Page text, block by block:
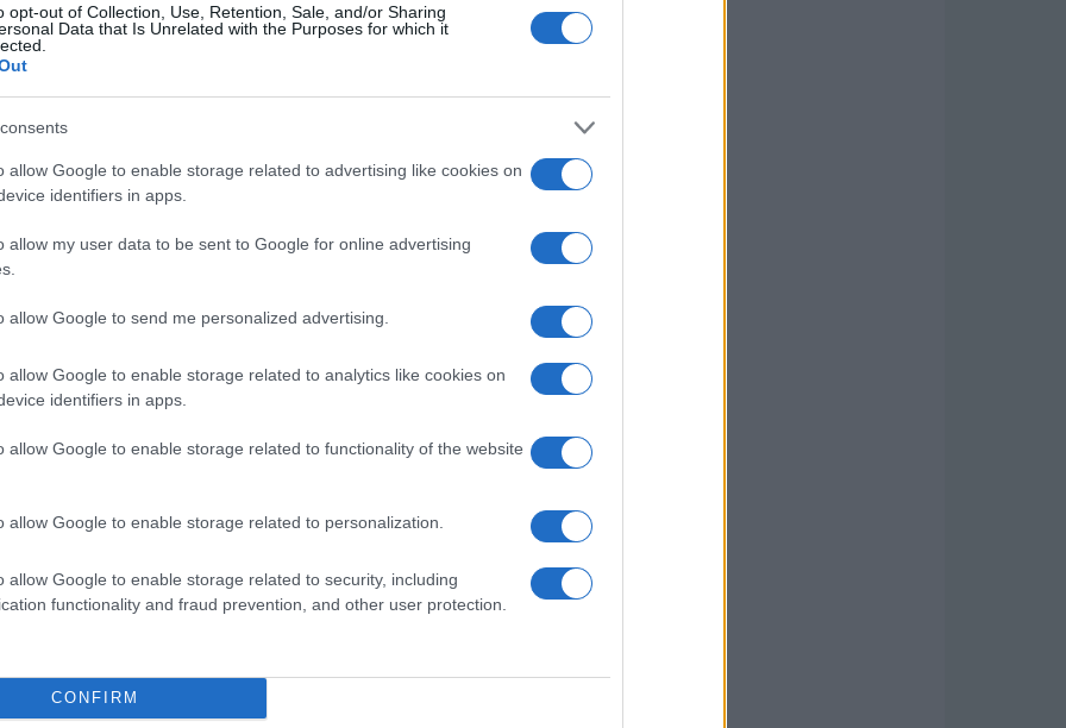
opt-out of Collection, Use, Retention, Sale, and/or Sharing
Data that Is Unrelated with the Purposes for which it
allow Google to enable storage related to advertising like cookies on
identifiers in apps.
allow my user data to be sent to Google for online advertising
allow Google to send me personalized advertising.
allow Google to enable storage related to analytics like cookies on
identifiers in apps.
allow Google to enable storage related to functionality of the website
allow Google to enable storage related to personalization.
allow Google to enable storage related to security, including
functionality and fraud prevention, and other user protection.
CONFIRM
pattern e tendenze che spesso sfuggono a
non solo aiuta le aziende a evitare crisi,
di sostenibilità proattive, rendendo le
sia i dati interni che i segnali esterni,
emergono rischi, il sistema invia avvisi
prontamente e proteggere le operazioni
essere un passo avanti, pronta ad
ESG
è in continua evoluzione. Ti sei mai
aggiornate senza sentirsi sopraffatte?
allineando i dati aziendali agli
e divulgazioni. La numero 4 ti
automaticamente le metriche ESG ai
lacune. Chi non vorrebbe un aiuto del